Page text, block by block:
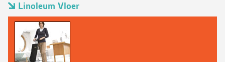
Linoleum Vloer